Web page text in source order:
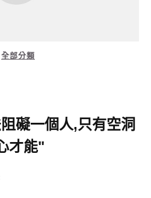
全部分類
礙一個人,只有空洞
才能"